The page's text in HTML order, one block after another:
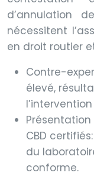
d’annulation
nécessitent
en droit routier
Contre-
élevé,
CBD
du
conforme.